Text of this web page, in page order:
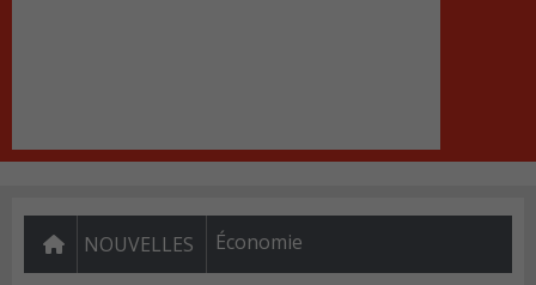
NOUVELLES Économie